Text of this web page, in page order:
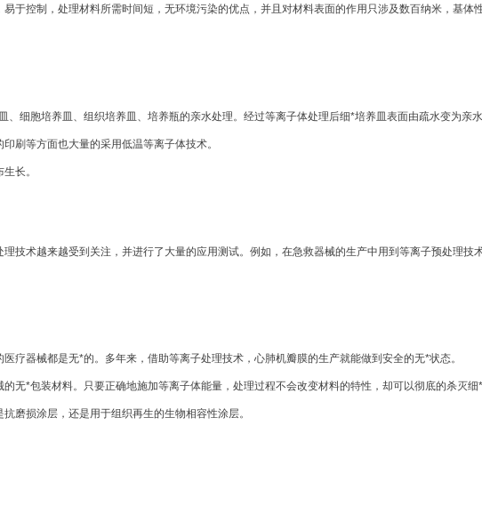
于控制，处理材料所需时间短，无环境污染的优点，并且对材料表面的作用只涉及数百纳米，基
、细胞培养皿、组织培养皿、培养瓶的亲水处理。经过等离子体处理后细*培养皿表面由疏水变为亲
刷等方面也大量的采用低温等离子体技术。
长。
技术越来越受到关注，并进行了大量的应用测试。例如，在急救器械的生产中用到等离子预处理
疗器械都是无*的。多年来，借助等离子处理技术，心肺机瓣膜的生产就能做到安全的无*状态。
无*包装材料。只要正确地施加等离子体能量，处理过程不会改变材料的特性，却可以彻底的杀灭细
磨损涂层，还是用于组织再生的生物相容性涂层。